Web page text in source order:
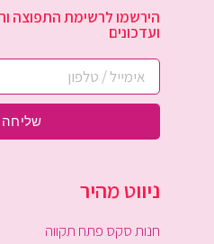
הירשמו לרשימת התפוצה
ועדכונים
שליחה
ניווט מהיר
חנות סקס פתח תקווה